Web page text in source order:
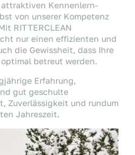
Kennenlern-
von unserer Kompetenz
RITTERCLEAN
nur einen effizienten und
die Gewissheit, dass Ihre
betreut werden.
Erfahrung,
gut geschulte
Zuverlässigkeit und rundum
Jahreszeit.